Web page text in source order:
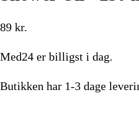
89 kr.
Med24 er billigst i dag.
Butikken har 1-3 dage